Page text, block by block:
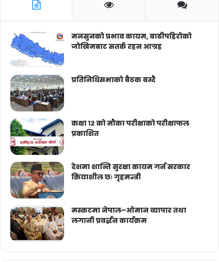
मनसुनको प्रभाव कायम, बाढीपहिरोको
जोखिमबाट सतर्क रहन आग्रह
प्रतिनिधिसभाको बैठक बस्दै
कक्षा १२ को मौका परीक्षाको परीक्षाफल
प्रकाशित
देशमा शान्ति सुरक्षा कायम गर्न सरकार
क्रियाशील छः गृहमन्त्री
मस्कटमा नेपाल–ओमान व्यापार तथा
लगानी प्रवर्द्धन कार्यक्रम